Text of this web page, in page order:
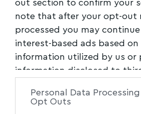
out section to confirm your
note that after your opt-out
processed you may continue
interest-based ads based on
information utilized by us or
information disclosed to
of the further disclosure of
Personal Data Processing
Opt Outs
noia-tin-kratoyse-me-ti-via-
meres-sygklonizei-i-mitera-tis-
Ακολουθήστε το
Google News και
τις ειδήσεις.